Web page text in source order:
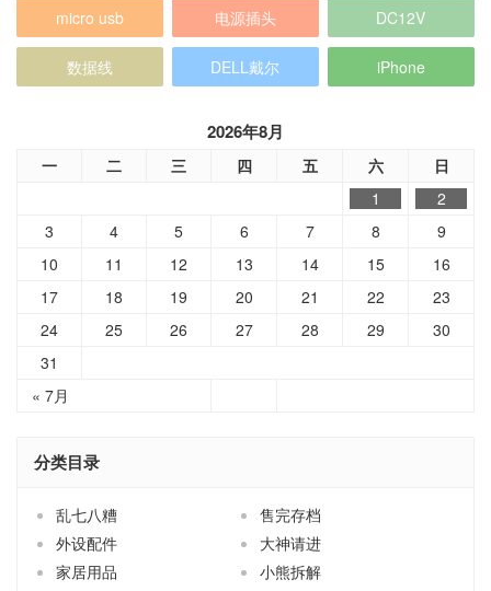
micro usb 电源插头 DC12V
数据线 DELL戴尔 iPhone
2026年8月
一 二 三 四 五 六 日
« 7月
1
2
3
4 5 6 7 8
9
10
11 12 13 14 15
16
17
18 19 20 21 22
23
24
25 26 27 28 29
30
31
分类目录
乱七八糟
售完存档
外设配件
大神请进
家居用品
小熊拆解